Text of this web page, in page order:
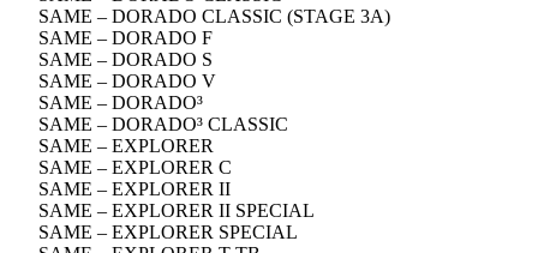
SAME – DORADO CLASSIC (STAGE 3A)
SAME – DORADO F
SAME – DORADO S
SAME – DORADO V
SAME – DORADO³
SAME – DORADO³ CLASSIC
SAME – EXPLORER
SAME – EXPLORER C
SAME – EXPLORER II
SAME – EXPLORER II SPECIAL
SAME – EXPLORER SPECIAL